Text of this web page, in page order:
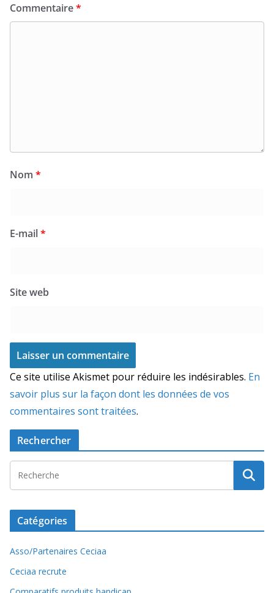
Commentaire*
Nom *
E-mail*
Site web
Ce site utilise Akismet pour réduire les indésirables. En
savoir plus sur la façon dont les données de vos
commentaires sont traitées.
Rechercher
Catégories
Asso/Partenaires Ceciaa
Ceciaa recrute